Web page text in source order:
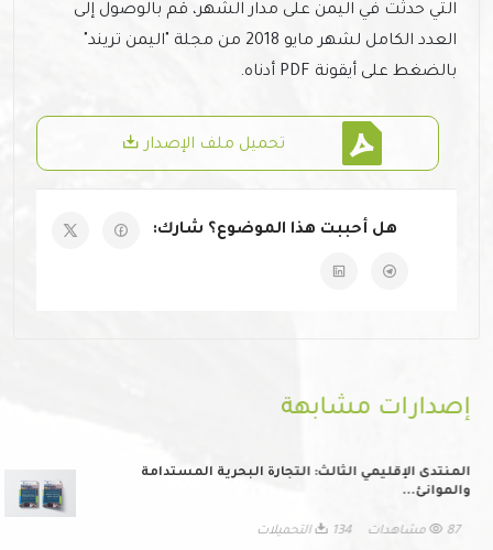
التي حدثت في اليمن على مدار الشهر، قم بالوصول إلى
العدد الكامل لشهر مايو 2018 من مجلة "اليمن تريند"
بالضغط على أيقونة PDF أدناه.
تحميل ملف الإصدار
هل أحببت هذا الموضوع؟ شارك:
إصدارات مشابهة
المنتدى الإقليمي الثالث: التجارة البحرية المستدامة
والموانئ...
87 مشاهدات 134 التحميلات